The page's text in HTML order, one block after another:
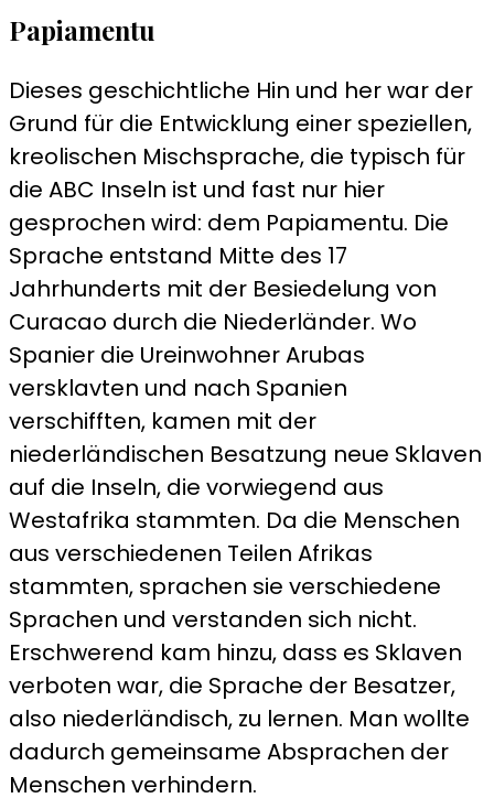
Papiamentu
Dieses geschichtliche Hin und her war der
Grund für die Entwicklung einer speziellen,
kreolischen Mischsprache, die typisch für
die ABC Inseln ist und fast nur hier
gesprochen wird: dem Papiamentu. Die
Sprache entstand Mitte des 17
Jahrhunderts mit der Besiedelung von
Curacao durch die Niederländer. Wo
Spanier die Ureinwohner Arubas
versklavten und nach Spanien
verschifften, kamen mit der
niederländischen Besatzung neue Sklaven
auf die Inseln, die vorwiegend aus
Westafrika stammten. Da die Menschen
aus verschiedenen Teilen Afrikas
stammten, sprachen sie verschiedene
Sprachen und verstanden sich nicht.
Erschwerend kam hinzu, dass es Sklaven
verboten war, die Sprache der Besatzer,
also niederländisch, zu lernen. Man wollte
dadurch gemeinsame Absprachen der
Menschen verhindern.